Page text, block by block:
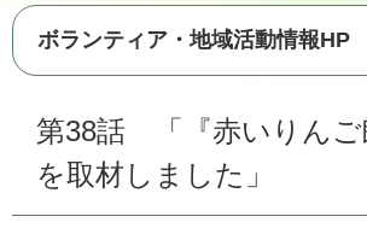
て
文
ボランティア・地域活動情報HP
第38話 「『赤いりんご
を取材しました」